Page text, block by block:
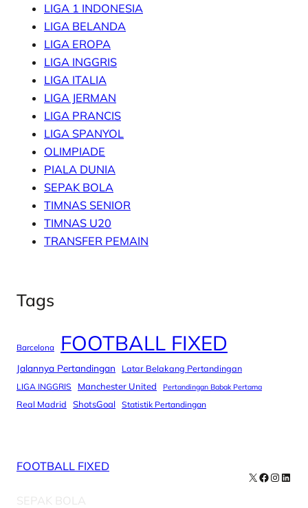
LIGA 1 INDONESIA
LIGA BELANDA
LIGA EROPA
LIGA INGGRIS
LIGA ITALIA
LIGA JERMAN
LIGA PRANCIS
LIGA SPANYOL
OLIMPIADE
PIALA DUNIA
SEPAK BOLA
TIMNAS SENIOR
TIMNAS U20
TRANSFER PEMAIN
Tags
Barcelona FOOTBALL FIXED
Jalannya Pertandingan Latar Belakang Pertandingan
LIGA INGGRIS Manchester United Pertandingan Babak Pertama
Real Madrid ShotsGoal Statistik Pertandingan
FOOTBALL FIXED
SEPAK BOLA
X Facebook